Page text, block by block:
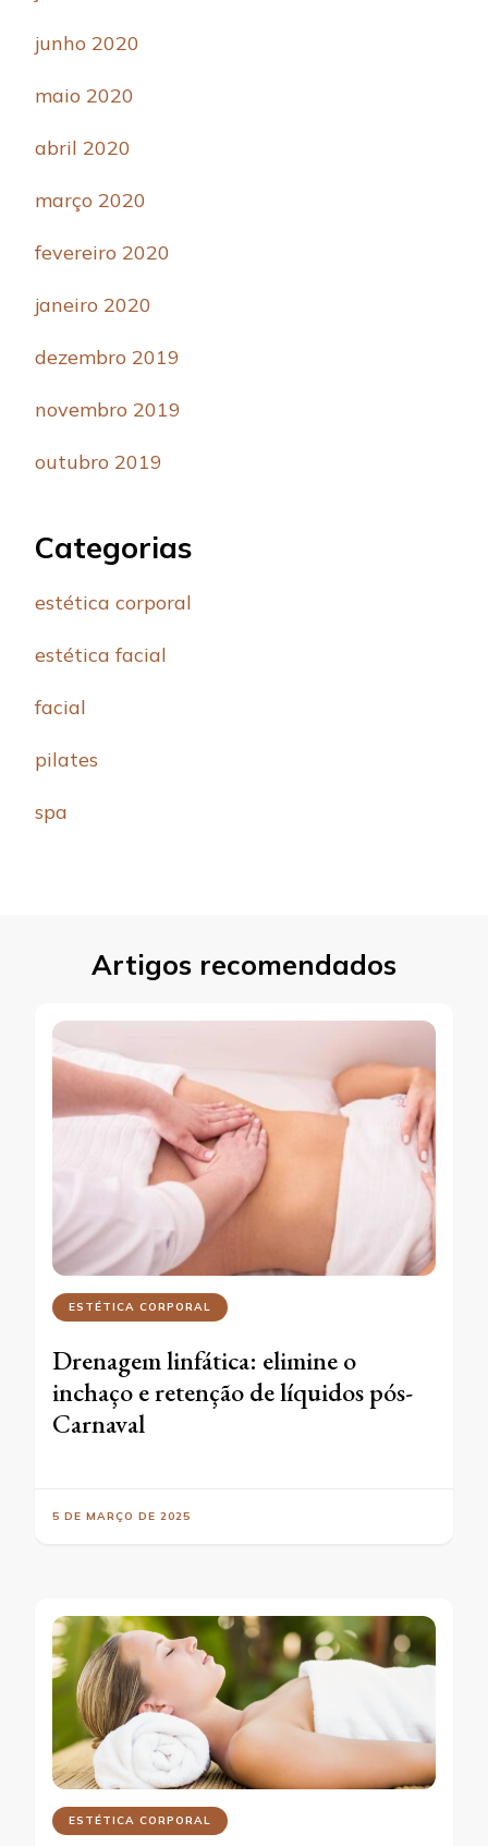
junho 2020
maio 2020
abril 2020
março 2020
fevereiro 2020
janeiro 2020
dezembro 2019
novembro 2019
outubro 2019
Categorias
estética corporal
estética facial
facial
pilates
spa
Artigos recomendados
ESTÉTICA CORPORAL
Drenagem linfática: elimine o
inchaço e retenção de líquidos pós-
Carnaval
5 DE MARÇO DE 2025
ESTÉTICA CORPORAL